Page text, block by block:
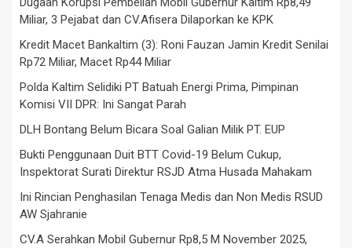
Miliar, 3 Pejabat dan CV.Afisera Dilaporkan ke KPK
Kredit Macet Bankaltim (3): Roni Fauzan Jamin Kredit Senilai
Rp72 Miliar, Macet Rp44 Miliar
Polda Kaltim Selidiki PT Batuah Energi Prima, Pimpinan
Komisi VII DPR: Ini Sangat Parah
DLH Bontang Belum Bicara Soal Galian Milik PT. EUP
Bukti Penggunaan Duit BTT Covid-19 Belum Cukup,
Inspektorat Surati Direktur RSJD Atma Husada Mahakam
Ini Rincian Penghasilan Tenaga Medis dan Non Medis RSUD
AW Sjahranie
CV.A Serahkan Mobil Gubernur Rp8,5 M November 2025,